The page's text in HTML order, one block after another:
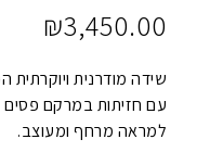
₪3,450.00
שידה מודרנית
למראה מרחף ומעוצב.